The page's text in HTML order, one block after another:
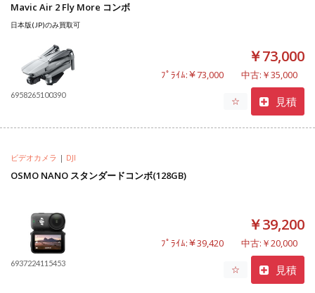
Mavic Air 2 Fly More コンボ
日本版(JP)のみ買取可
6958265100390
￥73,000
ﾌﾟﾗｲﾑ:￥73,000 中古:￥35,000
☆ 見積
ビデオカメラ | DJI
OSMO NANO スタンダードコンボ(128GB)
6937224115453
￥39,200
ﾌﾟﾗｲﾑ:￥39,420 中古:￥20,000
☆ 見積